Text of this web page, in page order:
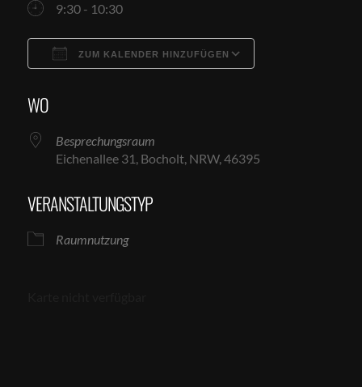
9:30 - 10:30
ZUM KALENDER HINZUFÜGEN
WO
Besprechungsraum
Eichenallee 31, Bocholt, NRW, 46395
VERANSTALTUNGSTYP
Raumnutzung